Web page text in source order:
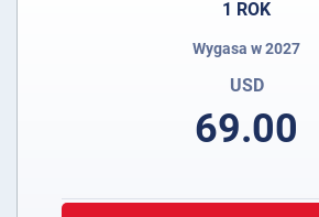
1 ROK
Wygasa w 2027
USD
69.00